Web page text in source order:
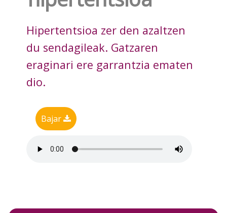
Hipertentsioa zer den azaltzen
du sendagileak. Gatzaren
eraginari ere garrantzia ematen
dio.
Bajar